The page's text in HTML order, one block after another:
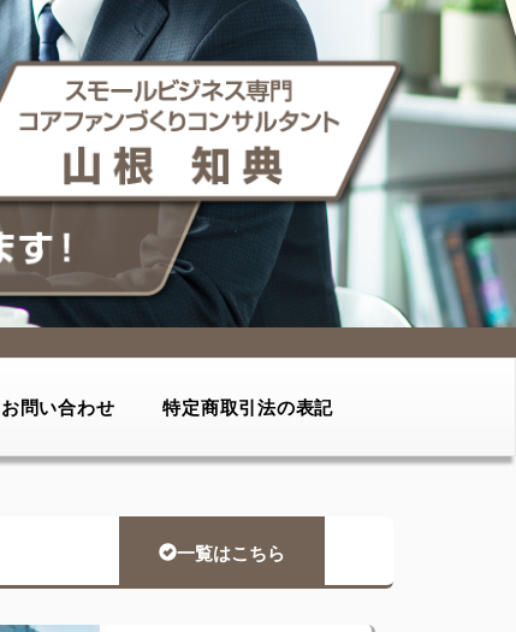
お問い合わせ 特定商取引法の表記
一覧はこちら